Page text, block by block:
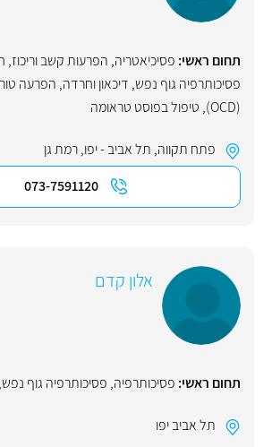
תחום ראשי: פסיכיאטריה, הפרעות קשב וריכוז,
פסיכותרפיה גוף נפש, דיכאון וחרדה, הפרעה
(OCD)
, טיפול בפוסט טראומה
פתח תקווה, תל אביב - יפו,רמת גן
073-7591120
אלון קדם
תחום ראשי: פסיכותרפיה, פסיכותרפיה גוף נפש,
תל אביב יפו